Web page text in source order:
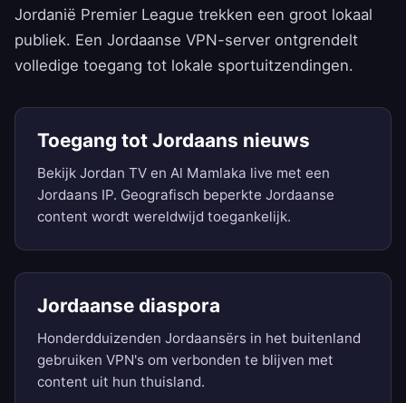
Jordanië Premier League trekken een groot lokaal
publiek. Een Jordaanse VPN-server ontgrendelt
volledige toegang tot lokale sportuitzendingen.
Toegang tot Jordaans nieuws
Bekijk Jordan TV en Al Mamlaka live met een
Jordaans IP. Geografisch beperkte Jordaanse
content wordt wereldwijd toegankelijk.
Jordaanse diaspora
Honderdduizenden Jordaansërs in het buitenland
gebruiken VPN's om verbonden te blijven met
content uit hun thuisland.